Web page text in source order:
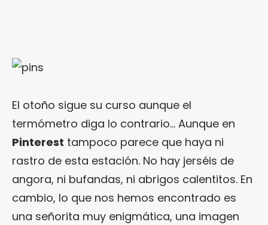
El otoño sigue su curso aunque el
termómetro diga lo contrario… Aunque en
Pinterest tampoco parece que haya ni
rastro de esta estación. No hay jerséis de
angora, ni bufandas, ni abrigos calentitos. En
cambio, lo que nos hemos encontrado es
una señorita muy enigmática, una imagen